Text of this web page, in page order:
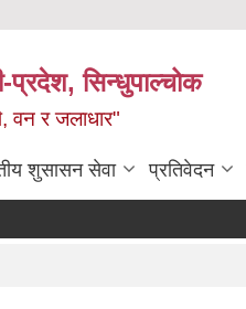
प्रदेश, सिन्धुपाल्चोक
वन र जलाधार"
शुसासन सेवा प्रतिवेदन